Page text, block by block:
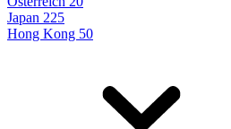
Japan 225
Hong Kong 50